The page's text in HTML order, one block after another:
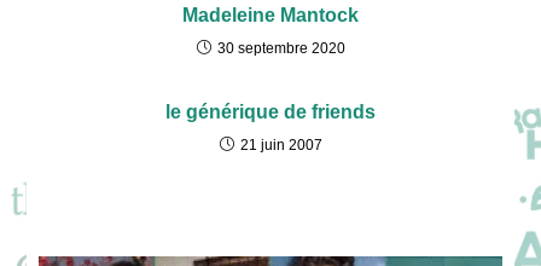
Madeleine Mantock
30 septembre 2020
le générique de friends
21 juin 2007